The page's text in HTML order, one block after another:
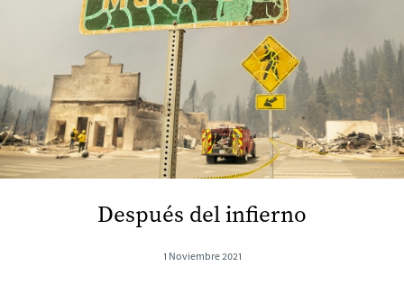
Después del infierno
1 Noviembre 2021